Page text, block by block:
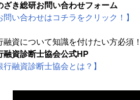
ざき総研お問い合わせフォーム
問い合わせはコチラをクリック！】
融資について知識を付けたい方必須
融資診断士協会公式HP
行融資診断士協会とは？】